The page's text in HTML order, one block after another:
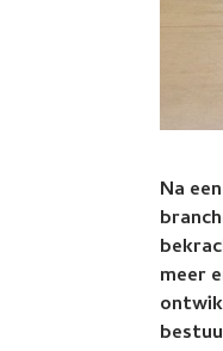
Na
meer